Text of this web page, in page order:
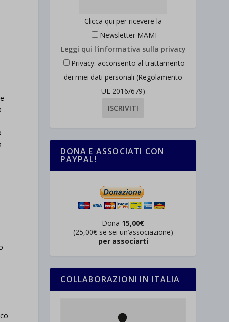
Clicca qui per ricevere la
Newsletter MAMI
Leggi qui l'informativa sulla privacy
Privacy: acconsento al trattamento
dei miei dati personali (Regolamento
UE 2016/679)
DONA E ASSOCIATI CON
PAYPAL!
Dona 15,00€
(25,00€ se sei un’associazione)
per associarti
COLLABORAZIONI IN ITALIA